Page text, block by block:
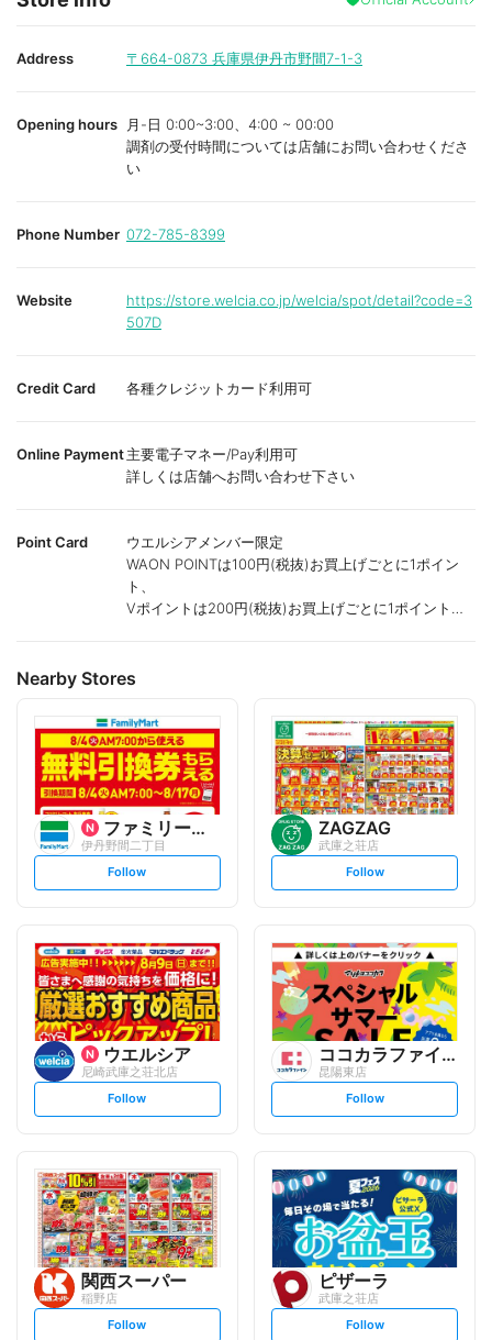
Address 〒664-0873 兵庫県伊丹市野間7-1-3
Opening hours
月-日 0:00~3:00、4:00 ~ 00:00
調剤の受付時間については店舗にお問い合わせくださ
い
Phone Number 072-785-8399
Website
https://store.welcia.co.jp/welcia/spot/detail?code=3
507D
Credit Card 各種クレジットカード利用可
Online Payment主要電子マネー/Pay利用可
詳しくは店舗へお問い合わせ下さい
Point Card
ウエルシアメンバー限定
WAON POINTは100円(税抜)お買上げごとに1ポイン
ト、
Vポイントは200円(税抜)お買上げごとに1ポイント進
Nearby Stores
ファミリーマート
伊丹野間二丁目
s
t
l
o
w
Follow
ZAGZAG
武庫之荘店
s
t
l
o
w
Follow
ウエルシア
尼崎武庫之荘北店
s
t
l
o
w
Follow
ココカラファイン
昆陽東店
s
t
l
o
w
Follow
関西スーパー
稲野店
s
Follow
ピザーラ
武庫之荘店
s
Follow